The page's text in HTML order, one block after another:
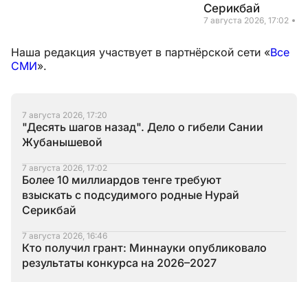
Серикбай
7 августа 2026, 17:02
Наша редакция участвует в партнёрской сети «Все
СМИ».
7 августа 2026, 17:20
"Десять шагов назад". Дело о гибели Сании
Жубанышевой
7 августа 2026, 17:02
Более 10 миллиардов тенге требуют
взыскать с подсудимого родные Нурай
Серикбай
7 августа 2026, 16:46
Кто получил грант: Миннауки опубликовало
результаты конкурса на 2026–2027